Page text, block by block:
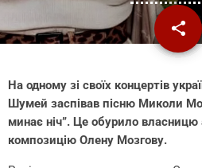
share
email
На одному зі своїх концертів
Шумей заспівав пісню Миколи
минає ніч”. Це обурило власницю
композицію Олену Мозгову.